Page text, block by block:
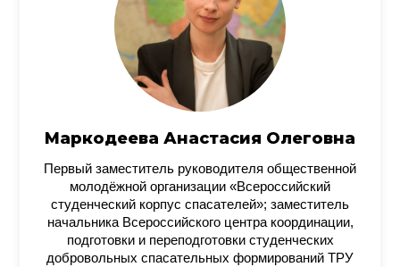
Маркодеева Анастасия Олеговна
Первый заместитель руководителя общественной
молодёжной организации «Всероссийский
студенческий корпус спасателей»; заместитель
начальника Всероссийского центра координации,
подготовки и переподготовки студенческих
добровольных спасательных формирований ТРУ